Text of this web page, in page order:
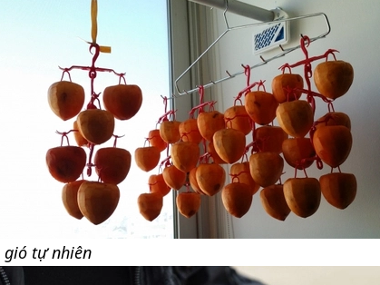
gió tự nhiên